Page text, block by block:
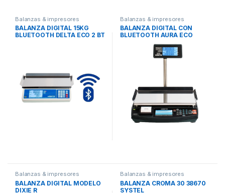
Balanzas & impresores
BALANZA DIGITAL 15KG
BLUETOOTH DELTA ECO 2 BT
Balanzas & impresores
BALANZA DIGITAL CON
BLUETOOTH AURA ECO
Balanzas & impresores
BALANZA DIGITAL MODELO
DIXIE R
Balanzas & impresores
BALANZA CROMA 30 38670
SYSTEL